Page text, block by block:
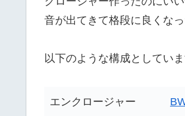
音が出てきて格段に良くな
以下のような構成としていま
エンクロージャー